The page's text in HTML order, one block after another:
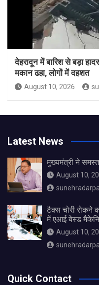
देहरादून में बारिश से बड़ा
मकान ढहा, लोगों में दहशत
August 10, 2026
Latest News
मुख्यमंत्री ने
August 10,
टैक्स चोरी रोकने
में एआई बेस्ड
August 10,
Quick Contact